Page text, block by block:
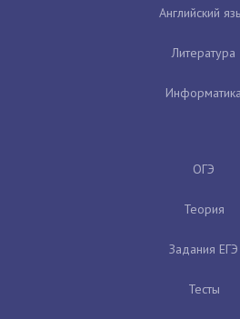
Английский
Литература
Информатика
ОГЭ
Теория
Задания ЕГЭ
Тесты